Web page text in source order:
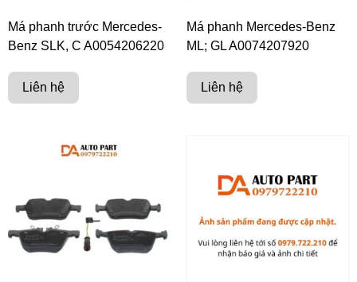
Má phanh trước Mercedes-
Benz SLK, C A0054206220
Liên hệ
Má phanh Mercedes-Benz
ML; GL A0074207920
Liên hệ